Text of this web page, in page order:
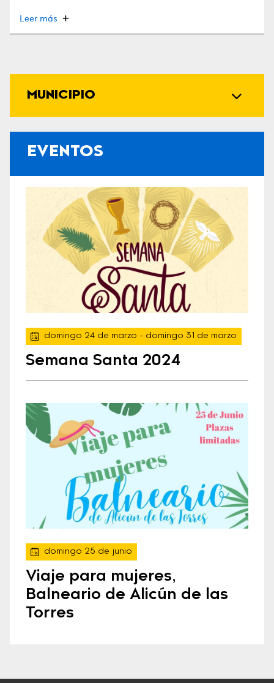
MUNICIPIO
EVENTOS
domingo 24 de marzo - domingo 31 de marzo
Semana Santa 2024
domingo 25 de junio
Viaje para mujeres,
Balneario de Alicún de las
Torres
Leer más